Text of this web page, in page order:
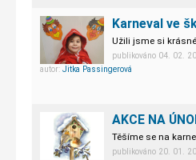
Karneval ve
Užili jsme si
publikováno 04. 02.
autor: Jitka Passingerová
AKCE NA
Těšíme se na
publikováno 20. 01.